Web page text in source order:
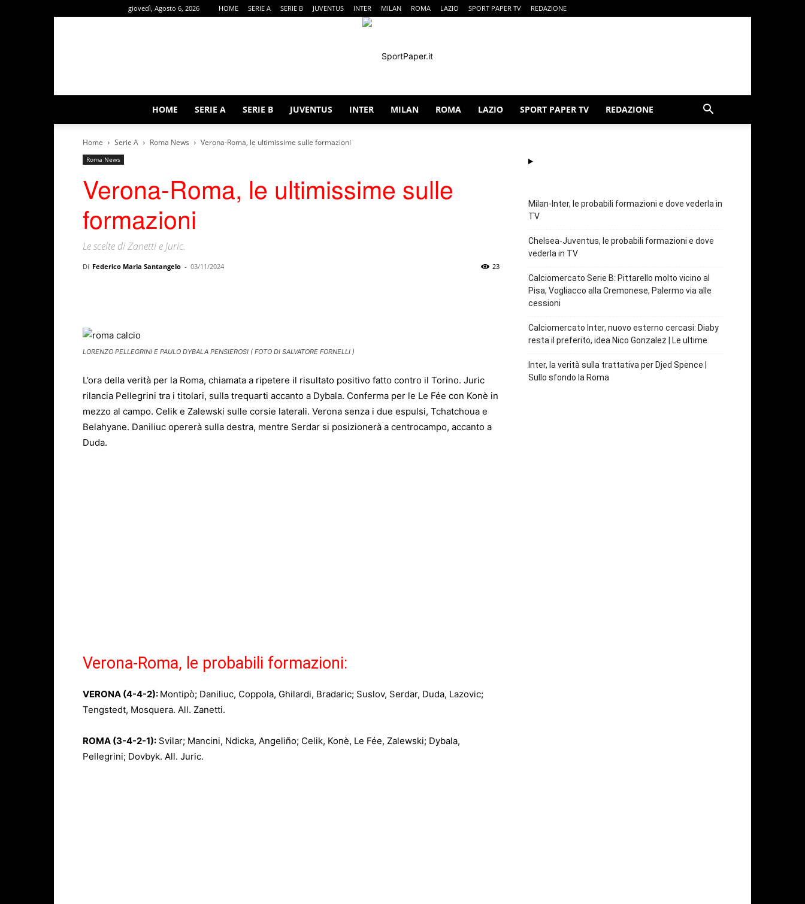
giovedì, Agosto 6, 2026 HOME SERIE A SERIE B JUVENTUS INTER MILAN ROMA LAZIO SPORT PAPER TV REDAZIONE
HOME SERIE A SERIE B JUVENTUS INTER MILAN ROMA LAZIO SPORT PAPER TV REDAZIONE
Home Serie A Roma News Verona-Roma, le ultimissime sulle formazioni
Roma News
Verona-Roma, le ultimissime sulle
formazioni
Le scelte di Zanetti e Juric.
Di Federico Maria Santangelo - 03/11/2024 23
LORENZO PELLEGRINI E PAULO DYBALA PENSIEROSI ( FOTO DI SALVATORE FORNELLI )
L’ora della verità per la Roma, chiamata a ripetere il risultato positivo fatto contro il Torino. Juric
rilancia Pellegrini tra i titolari, sulla trequarti accanto a Dybala. Conferma per le Le Fée con Konè in
mezzo al campo. Celik e Zalewski sulle corsie laterali. Verona senza i due espulsi, Tchatchoua e
Belahyane. Daniliuc opererà sulla destra, mentre Serdar si posizionerà a centrocampo, accanto a
Duda.
Verona-Roma, le probabili formazioni:
VERONA (4-4-2): Montipò; Daniliuc, Coppola, Ghilardi, Bradaric; Suslov, Serdar, Duda, Lazovic;
Tengstedt, Mosquera. All. Zanetti.
ROMA (3-4-2-1): Svilar; Mancini, Ndicka, Angeliño; Celik, Konè, Le Fée, Zalewski; Dybala,
Pellegrini; Dovbyk. All. Juric.
Milan-Inter, le probabili formazioni e dove vederla in
TV
Chelsea-Juventus, le probabili formazioni e dove
vederla in TV
Calciomercato Serie B: Pittarello molto vicino al
Pisa, Vogliacco alla Cremonese, Palermo via alle
cessioni
Calciomercato Inter, nuovo esterno cercasi: Diaby
resta il preferito, idea Nico Gonzalez | Le ultime
Inter, la verità sulla trattativa per Djed Spence |
Sullo sfondo la Roma